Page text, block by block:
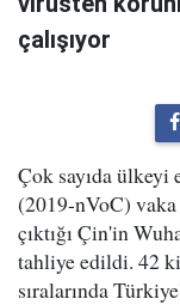
çalışıyor
Çok sayıda ülkeyi
(2019-nVoC) vaka
çıktığı Çin'in
tahliye edildi. 42
sıralarında